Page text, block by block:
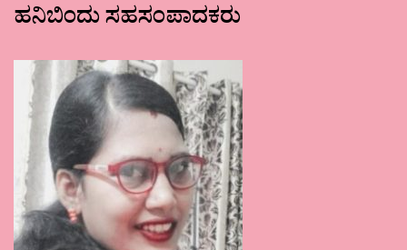
ಹನಿಬಿಂದು ಸಹಸಂಪಾದಕರು